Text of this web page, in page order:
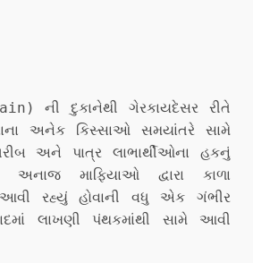
ની દુકાનેથી ગેરકાયદેસર રીતે
અનેક કિસ્સાઓ સમયાંતરે સામે
અને પાત્ર લાભાર્થીઓના હકનું
માફિયાઓ દ્વારા કાળા
આવી રહ્યું હોવાની વધુ એક ગંભીર
લાખણી પંથકમાંથી સામે આવી